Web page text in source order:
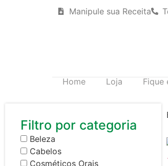
Manipule sua Receita
Home Loja Fique
Filtro por categoria
Beleza
Cabelos
Cosméticos Orais